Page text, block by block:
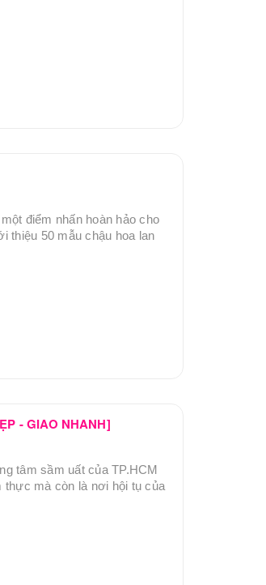
điểm nhấn hoàn hảo cho
thiệu 50 mẫu chậu hoa lan
- GIAO NHANH]
tâm sầm uất của TP.HCM
thực mà còn là nơi hội tụ của